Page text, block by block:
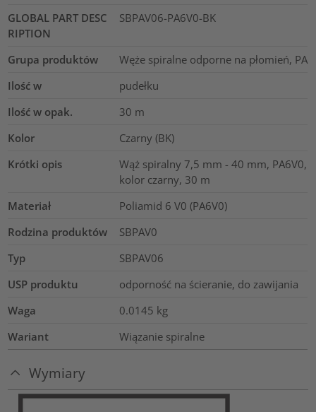
GLOBAL PART DESC
RIPTION
SBPAV06-PA6V0-BK
Grupa produktów
Węże spiralne odporne na płomień, PA
Ilość w
pudełku
Ilość w opak.
30 m
Kolor
Czarny (BK)
Krótki opis
Wąż spiralny 7,5 mm - 40 mm, PA6V0,
kolor czarny, 30 m
Materiał
Poliamid 6 V0 (PA6V0)
Rodzina produktów
SBPAV0
Typ
SBPAV06
USP produktu
odporność na ścieranie, do zawijania
Waga
0.0145 kg
Wariant
Wiązanie spiralne
Wymiary